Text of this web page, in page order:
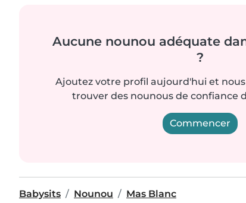
Aucune nounou adéquate
?
Ajoutez votre profil aujourd'hui et
trouver des nounous de confiance
Commencer
Babysits Nounou Mas Blanc